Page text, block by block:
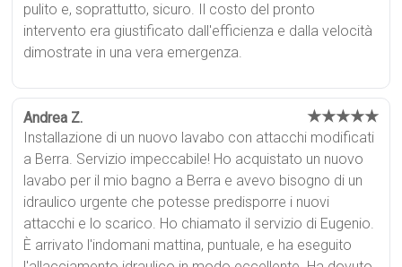
pulito e, soprattutto, sicuro. Il costo del pronto
intervento era giustificato dall'efficienza e dalla velocità
dimostrate in una vera emergenza.
Andrea Z. ★★★★★
Installazione di un nuovo lavabo con attacchi modificati
a Berra. Servizio impeccabile! Ho acquistato un nuovo
lavabo per il mio bagno a Berra e avevo bisogno di un
idraulico urgente che potesse predisporre i nuovi
attacchi e lo scarico. Ho chiamato il servizio di Eugenio.
È arrivato l'indomani mattina, puntuale, e ha eseguito